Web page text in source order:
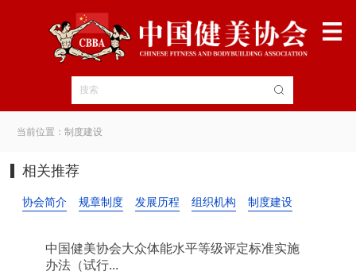
当前位置：制度建设
相关推荐
协会简介 规章制度 发展历程 组织机构 制度建设
中国健美协会大众体能水平等级评定标准实施
办法（试行...